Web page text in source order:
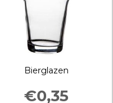
Bierglazen
€0,35